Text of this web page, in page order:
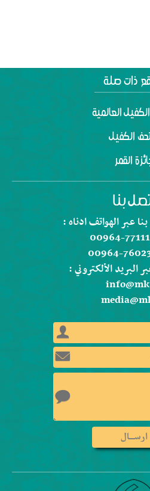
العالمية
الكفيل
القمر
عبر الهواتف ادناه :
00964-
00964-
البريد الألكتروني :